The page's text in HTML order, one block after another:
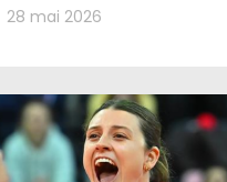
28 mai 2026